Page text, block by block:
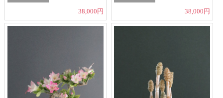
38,000円 38,000円